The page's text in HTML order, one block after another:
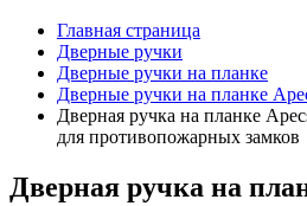
Главная страница
Дверные ручки
Дверные ручки на планке
Дверные ручки на планке
Дверная ручка на планке
для противопожарных замков
Дверная ручка на